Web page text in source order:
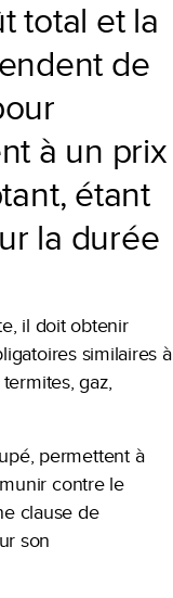
total et la
de
à un prix
étant
la durée
il doit obtenir
similaires à
gaz,
permettent à
contre le
clause de
son